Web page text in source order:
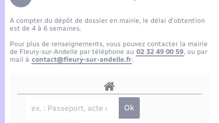
Compétences
Plan interactif
Etat-civil - Papiers - Citoyenneté
Mariage – PACS
Parrainage civil
Logement - Urbanisme
Nouvel habitant
Transports scolaires
Travaux - Autorisation d’occupation de l’espace
public
A compter du dépôt de dossier en mairie, le délai d’obtention
est de 4 à 6 semaines.
Pour plus de renseignements, vous pouvez contacter la mairie
de Fleury-sur-Andelle par téléphone au 02 32 49 00 59, ou par
mail à contact@fleury-sur-andelle.fr.